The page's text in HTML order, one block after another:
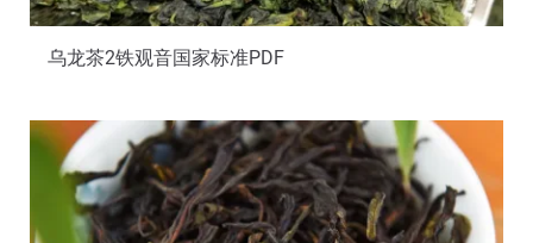
乌龙茶2铁观音国家标准PDF